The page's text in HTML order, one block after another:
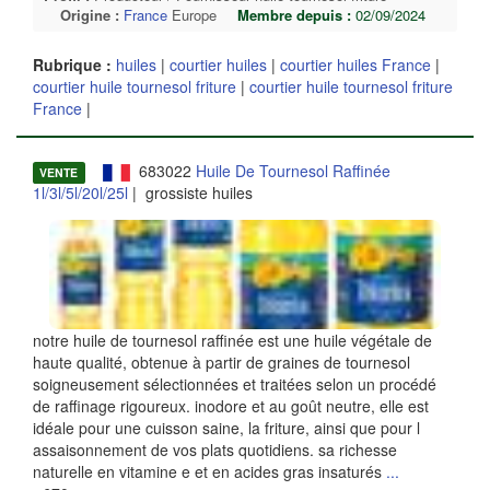
Origine : France Europe Membre depuis : 02/09/2024
Rubrique : huiles | courtier huiles | courtier huiles France |
courtier huile tournesol friture | courtier huile tournesol friture
France |
VENTE 683022 Huile De Tournesol Raffinée
1l/3l/5l/20l/25l | grossiste huiles
notre huile de tournesol raffinée est une huile végétale de
haute qualité, obtenue à partir de graines de tournesol
soigneusement sélectionnées et traitées selon un procédé
de raffinage rigoureux. inodore et au goût neutre, elle est
idéale pour une cuisson saine, la friture, ainsi que pour l
assaisonnement de vos plats quotidiens. sa richesse
naturelle en vitamine e et en acides gras insaturés ...